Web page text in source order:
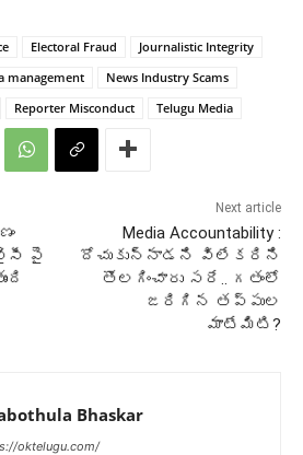
Electoral Fraud
Journalistic Integrity
management
News Industry Scams
Reporter Misconduct Telugu Media
పై
Next article
Media Accountability :
దోచుకున్నాడని విలేకరిని
తొలగించారు సరే.. గతంలో
జరిగిన తప్పుల
మాటేమిటి?
Bhaskar
oktelugu.com/